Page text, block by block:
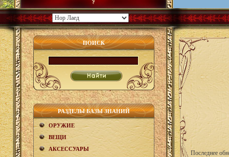
ПОИСК
РАЗДЕЛЫ БАЗЫ ЗНАНИЙ
ОРУЖИЕ
ВЕЩИ
АКCЕСCУАРЫ
Последнее